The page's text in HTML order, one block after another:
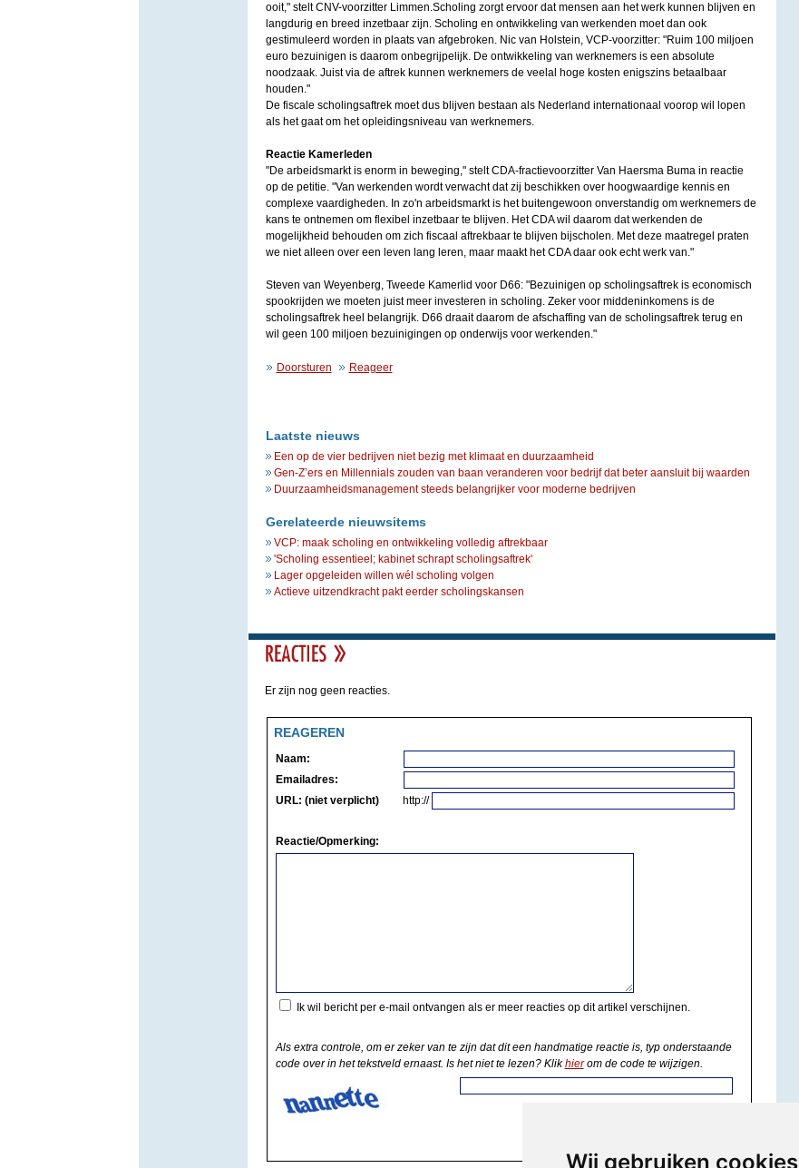
Wij gebruiken cookies
ooit," stelt CNV-voorzitter Limmen.Scholing zorgt ervoor dat mensen aan het werk kunnen blijven en
langdurig en breed inzetbaar zijn. Scholing en ontwikkeling van werkenden moet dan ook
gestimuleerd worden in plaats van afgebroken. Nic van Holstein, VCP-voorzitter: "Ruim 100 miljoen
euro bezuinigen is daarom onbegrijpelijk. De ontwikkeling van werknemers is een absolute
noodzaak. Juist via de aftrek kunnen werknemers de veelal hoge kosten enigszins betaalbaar
houden."
De fiscale scholingsaftrek moet dus blijven bestaan als Nederland internationaal voorop wil lopen
als het gaat om het opleidingsniveau van werknemers.​
Reactie Kamerleden
"De arbeidsmarkt is enorm in beweging," stelt CDA-fractievoorzitter Van Haersma Buma in reactie
op de petitie. "Van werkenden wordt verwacht dat zij beschikken over hoogwaardige kennis en
complexe vaardigheden. In zo'n arbeidsmarkt is het buitengewoon onverstandig om werknemers de
kans te ontnemen om flexibel inzetbaar te blijven. Het CDA wil daarom dat werkenden de
mogelijkheid behouden om zich fiscaal aftrekbaar te blijven bijscholen. Met deze maatregel praten
we niet alleen over een leven lang leren, maar maakt het CDA daar ook echt werk van."
Steven van Weyenberg, Tweede Kamerlid voor D66: "Bezuinigen op scholingsaftrek is economisch
spookrijden we moeten juist meer investeren in scholing. Zeker voor middeninkomens is de
scholingsaftrek heel belangrijk. D66 draait daarom de afschaffing van de scholingsaftrek terug en
wil geen 100 miljoen bezuinigingen op onderwijs voor werkenden."
Doorsturen Reageer
Laatste nieuws
Een op de vier bedrijven niet bezig met klimaat en duurzaamheid
Gen-Z’ers en Millennials zouden van baan veranderen voor bedrijf dat beter aansluit bij waarden
Duurzaamheidsmanagement steeds belangrijker voor moderne bedrijven
Gerelateerde nieuwsitems
VCP: maak scholing en ontwikkeling volledig aftrekbaar
'Scholing essentieel; kabinet schrapt scholingsaftrek'
Lager opgeleiden willen wél scholing volgen
Actieve uitzendkracht pakt eerder scholingskansen
Er zijn nog geen reacties.
REAGEREN
Naam:
Emailadres:
URL: (niet verplicht)
http://
Reactie/Opmerking:
Ik wil bericht per e-mail ontvangen als er meer reacties op dit artikel verschijnen.
Als extra controle, om er zeker van te zijn dat dit een handmatige reactie is, typ onderstaande
code over in het tekstveld ernaast. Is het niet te lezen? Klikhierom de code te wijzigen.